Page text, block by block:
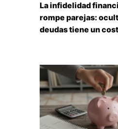
La infidelidad
rompe parejas:
deudas tiene un